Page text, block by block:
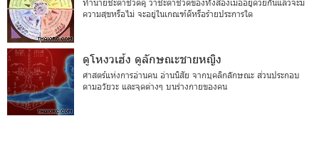
ความสุขหรือไม่ จะอยู่ในเกณฑ์ดีหรือร้ายประการใด
ดูโหงวเฮ้ง ดูลักษณะชายหญิง
ศาสตร์แห่งการอ่านคน อ่านนิสัย จากบุคลิกลักษณะ ส่วนประกอบ
ตามอวัยวะ และจุดต่างๆ บนร่างกายของคน